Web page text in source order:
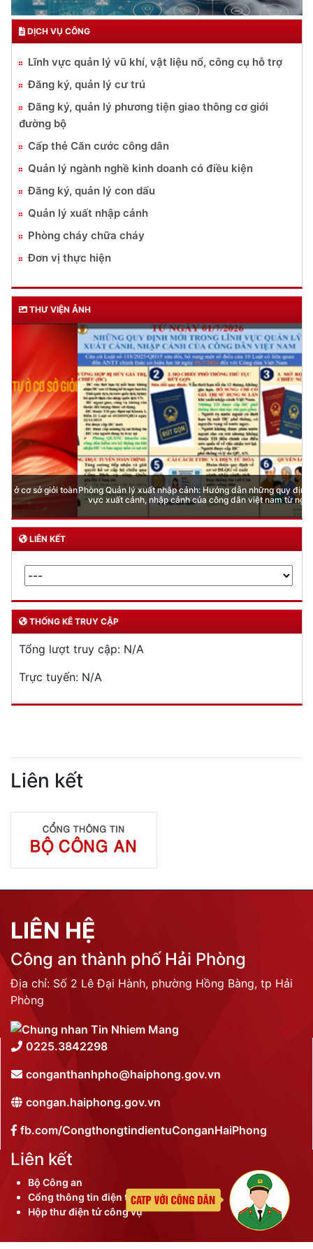
DỊCH VỤ CÔNG
Lĩnh vực quản lý vũ khí, vật liệu nổ, công cụ hỗ trợ
Đăng ký, quản lý cư trú
Đăng ký, quản lý phương tiện giao thông cơ giới
đường bộ
Cấp thẻ Căn cước công dân
Quản lý ngành nghề kinh doanh có điều kiện
Đăng ký, quản lý con dấu
Quản lý xuất nhập cảnh
Phòng cháy chữa cháy
Đơn vị thực hiện
THƯ VIỆN ẢNH
Phòng Quản lý xuất nhập cảnh: Hướng dẫn những quy định mới trong lĩnh
vực xuất cảnh, nhập cảnh của công dân việt nam từ ngày 01/7/2026
LIÊN KẾT
THỐNG KÊ TRUY CẬP
Tổng lượt truy cập: N/A
Trực tuyến: N/A
Liên kết
LIÊN HỆ
Công an thành phố Hải Phòng
Địa chỉ: Số 2 Lê Đại Hành, phường Hồng Bàng, tp Hải
Phòng
0225.3842298
conganthanhpho@haiphong.gov.vn
congan.haiphong.gov.vn
fb.com/CongthongtindientuConganHaiPhong
Liên kết
Bộ Công an
Cổng thông tin điện tử thành phố
Hộp thư điện tử công vụ